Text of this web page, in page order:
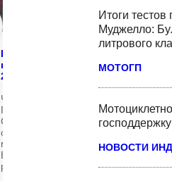
Итоги
Муджелло:
литрового
МОТОГП
НОВОСТИ
Ducati и Honda теряют позиции
в рейтинге концессий MotoGP
2026 года
Чемпионат мира по Мото Гран-
При вернулся с каникул в
Сильверстоуне. Одной из самых
обсуждаемых новостей
медийного дня Гран-При
Британии будет понижение
рейтинга Ducati в системе